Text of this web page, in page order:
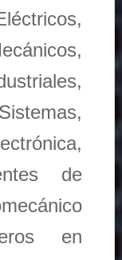
de
en